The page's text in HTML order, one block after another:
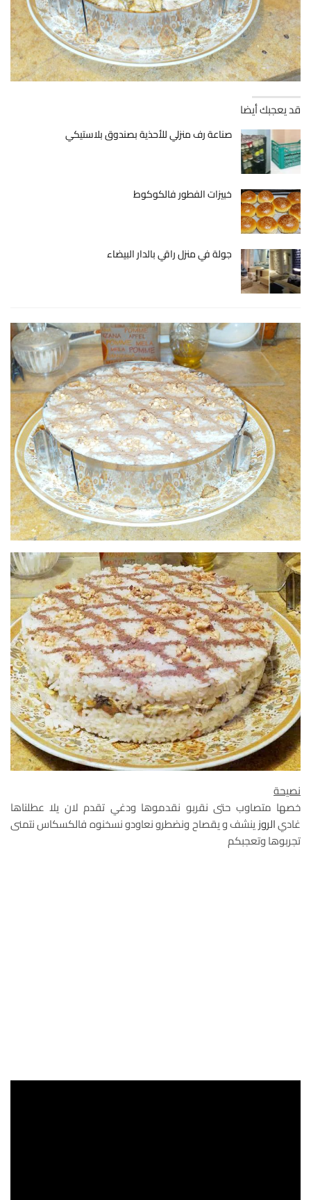
قد يعجبك أيضا
صناعة رف منزلي للأحذية بصندوق بلاستيكي
خبيزات الفطور فالكوكوط
جولة في منزل راقي بالدار البيضاء
نصيحة
خصها متصاوب حتى نقربو نقدموها ودغي تقدم لان يلا عطلناها
غاديالروزينشف و يقصاح ونضطرو نعاودو نسخنوه فالكسكاس نتمنى
تجربوها وتعجبكم